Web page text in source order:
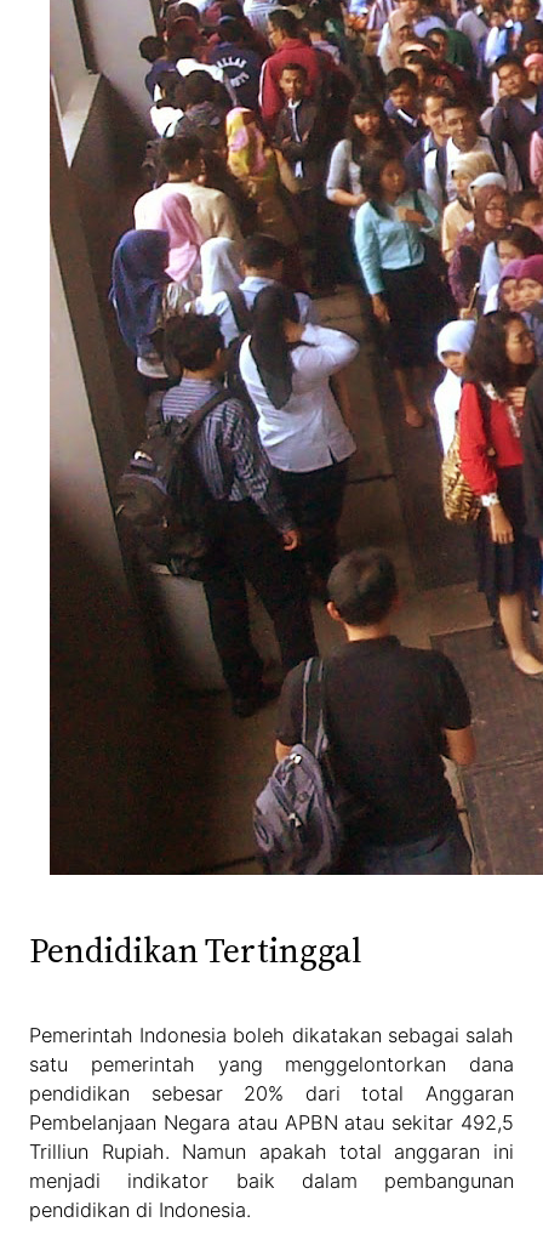
Pendidikan Tertinggal
Pemerintah Indonesia boleh dikatakan sebagai salah
satu pemerintah yang menggelontorkan dana
pendidikan sebesar 20% dari total Anggaran
Pembelanjaan Negara atau APBN atau sekitar 492,5
Trilliun Rupiah. Namun apakah total anggaran ini
menjadi indikator baik dalam pembangunan
pendidikan di Indonesia.